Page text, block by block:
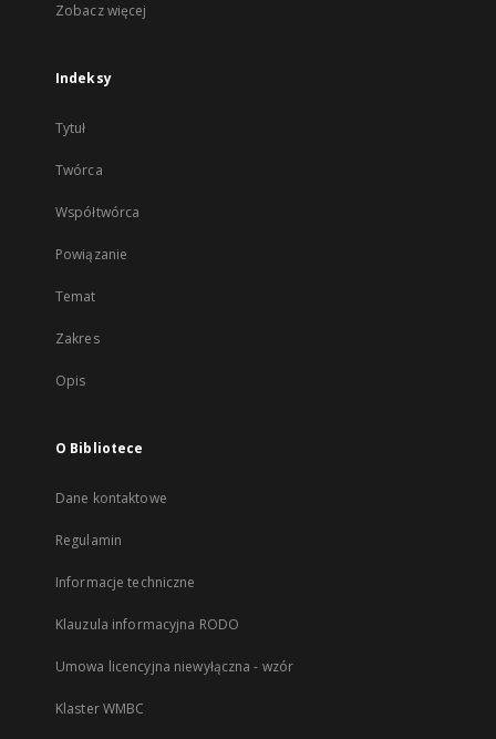
Zobacz więcej
Indeksy
Tytuł
Twórca
Współtwórca
Powiązanie
Temat
Zakres
Opis
O Bibliotece
Dane kontaktowe
Regulamin
Informacje techniczne
Klauzula informacyjna RODO
Umowa licencyjna niewyłączna - wzór
Klaster WMBC